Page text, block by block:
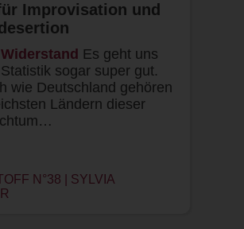
Improvisation und
Es geht uns
sogar super gut.
wie Deutschland gehören
Ländern dieser
N°38 | SYLVIA